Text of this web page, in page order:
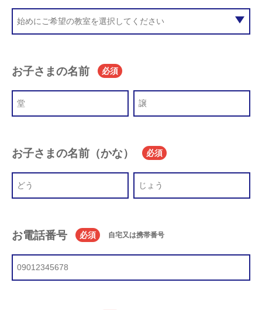
お子さまの名前 必須
お子さまの名前（かな） 必須
お電話番号 必須 自宅又は携帯番号